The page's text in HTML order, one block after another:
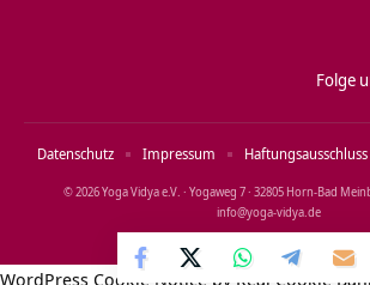
Folge
© 2026 Yoga Vidya e.V. · Yogaweg 7 · 32805 Horn‑Bad
info@yoga‑vidya.de
Datenschutz Impressum Haftungsausschluss
WordPress Cookie Notice by Real Cookie